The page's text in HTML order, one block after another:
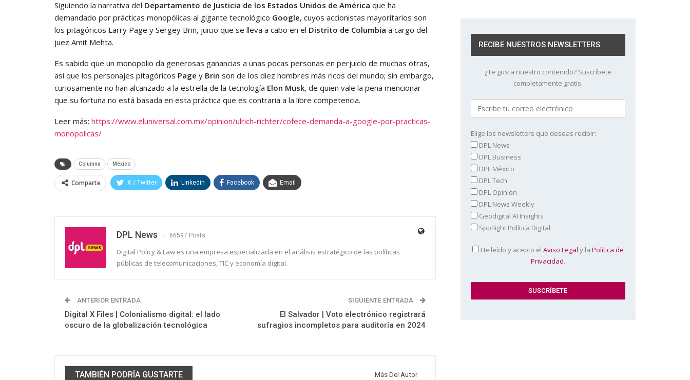
Siguiendo la narrativa del Departamento de Justicia de los Estados Unidos de América que ha
demandado por prácticas monopólicas al gigante tecnológico Google, cuyos accionistas mayoritarios son
los pitagóricos Larry Page y Sergey Brin, juicio que se lleva a cabo en el Distrito de Columbia a cargo del
juez Amit Mehta.
Es sabido que un monopolio da generosas ganancias a unas pocas personas en perjuicio de muchas otras,
así que los personajes pitagóricos Page y Brin son de los diez hombres más ricos del mundo; sin embargo,
curiosamente no han alcanzado a la estrella de la tecnología Elon Musk, de quien vale la pena mencionar
que su fortuna no está basada en esta práctica que es contraria a la libre competencia.
Leer más: https://www.eluniversal.com.mx/opinion/ulrich-richter/cofece-demanda-a-google-por-practicas-
monopolicas/
Columna México
Comparte X / Twitter Linkedin Facebook Email
DPL News 66597 Posts
Digital Policy & Law es una empresa especializada en el análisis estratégico de las políticas
públicas de telecomunicaciones, TIC y economía digital.
ANTERIOR ENTRADA
Digital X Files | Colonialismo digital: el lado
oscuro de la globalización tecnológica
SIGUIENTE ENTRADA
El Salvador | Voto electrónico registrará
sufragios incompletos para auditoría en 2024
TAMBIÉN PODRÍA GUSTARTE Más Del Autor
RECIBE NUESTROS NEWSLETTERS
¿Te gusta nuestro contenido? Suscríbete
completamente gratis.
Elige los newsletters que deseas recibir:
DPL News
DPL Business
DPL México
DPL Tech
DPL Opinión
DPL News Weekly
Geodigital AI Insights
Spotlight Política Digital
He leído y acepto el Aviso Legal y la Política de
Privacidad.